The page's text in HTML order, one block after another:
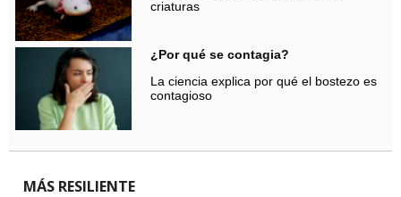
criaturas
¿Por qué se contagia?
La ciencia explica por qué el bostezo es
contagioso
MÁS RESILIENTE